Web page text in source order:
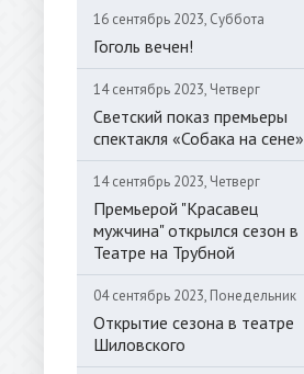
16 сентябрь 2023, Суббота
Гоголь вечен!
14 сентябрь 2023, Четверг
Светский показ премьеры
спектакля «Собака на сене»
14 сентябрь 2023, Четверг
Премьерой "Красавец
мужчина" открылся сезон в
Театре на Трубной
04 сентябрь 2023, Понедельник
Открытие сезона в театре
Шиловского